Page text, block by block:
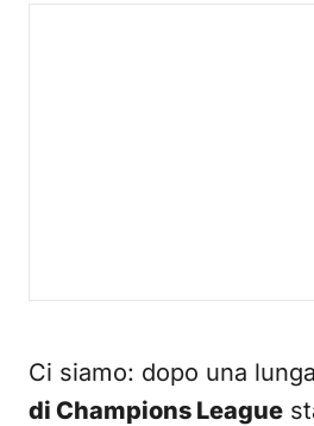
Ci siamo: dopo una
di Champions League